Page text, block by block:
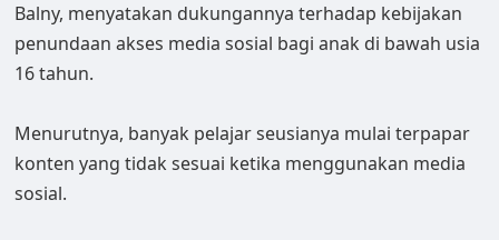
Balny, menyatakan dukungannya terhadap kebijakan
penundaan akses media sosial bagi anak di bawah usia
16 tahun.
Menurutnya, banyak pelajar seusianya mulai terpapar
konten yang tidak sesuai ketika menggunakan media
sosial.